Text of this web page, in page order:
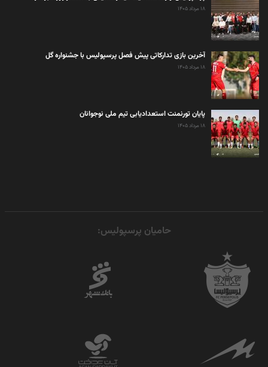
۱۸ مرداد ۱۴۰۵
آخرین بازی تدارکاتی پیش فصل پرسپولیس با جشنواره گل
۱۸ مرداد ۱۴۰۵
پایان تورنمنت استعدادیابی تیم ملی نوجوانان
۱۸ مرداد ۱۴۰۵
حامیان پرسپولیس: